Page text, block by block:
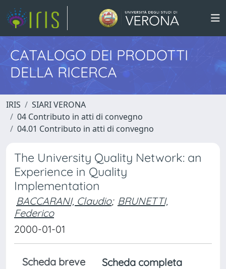
CATALOGO DEI PRODOTTI
DELLA RICERCA
IRIS
SIARI VERONA
04 Contributo in atti di convegno
04.01 Contributo in atti di convegno
The University Quality Network: an
Experience in Quality
Implementation
BACCARANI, Claudio; BRUNETTI,
Federico
2000-01-01
Scheda breve
Scheda completa